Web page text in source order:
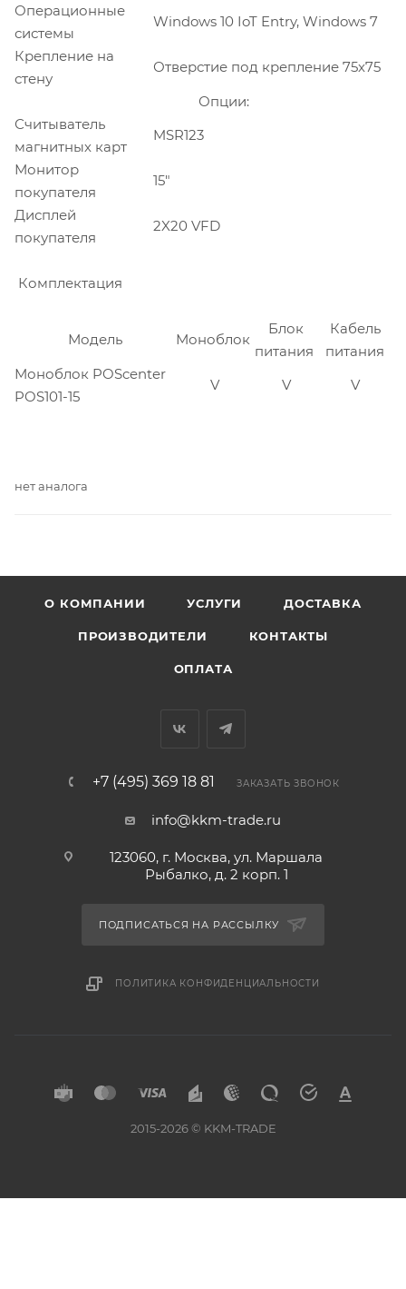
Операционные
системы
Windows 10 IoT Entry, Windows 7
Крепление на
стену
Отверстие под крепление 75x75
Опции:
Считыватель
магнитных карт
MSR123
Монитор
покупателя
15"
Дисплей
покупателя
2X20 VFD
Комплектация
Модель Моноблок
Блок
питания
Кабель
питания
Моноблок POScenter
POS101-15
V V V
нет аналога
О КОМПАНИИ УСЛУГИ ДОСТАВКА
ПРОИЗВОДИТЕЛИ КОНТАКТЫ
ОПЛАТА
+7 (495) 369 18 81 ЗАКАЗАТЬ ЗВОНОК
info@kkm-trade.ru
123060, г. Москва, ул. Маршала
Рыбалко, д. 2 корп. 1
ПОДПИСАТЬСЯ НА РАССЫЛКУ
ПОЛИТИКА КОНФИДЕНЦИАЛЬНОСТИ
2015-2026 © KKM-TRADE